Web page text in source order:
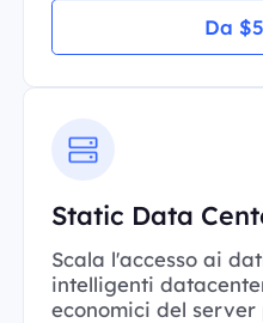
Da
Static Data
Scala l'accesso ai
intelligenti
economici del